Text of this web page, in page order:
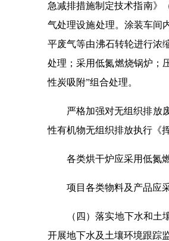
急减排措施制定技术指南》
气处理设施处理。涂装车间
平废气等由沸石转轮进行浓
处理；采用低氮燃烧锅炉；
性炭吸附”组合处理。
严格加强对无组织排放
性有机物无组织排放执行《
各类烘干炉应采用低氮
项目各类物料及产品应
（四）落实地下水和
开展地下水及土壤环境跟踪监